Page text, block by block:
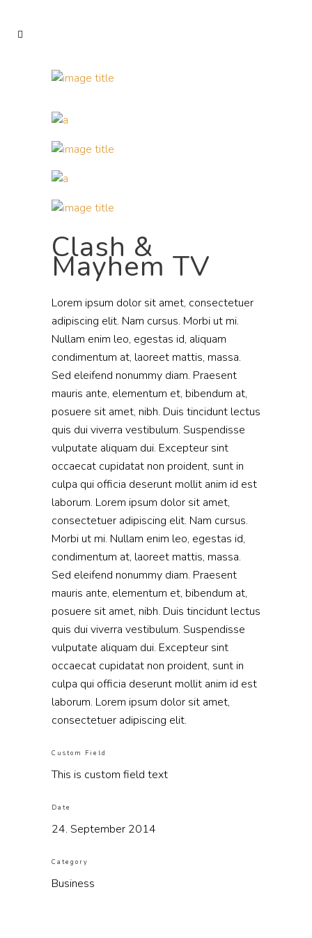
Clash &
Mayhem TV
Lorem ipsum dolor sit amet, consectetuer
adipiscing elit. Nam cursus. Morbi ut mi.
Nullam enim leo, egestas id, aliquam
condimentum at, laoreet mattis, massa.
Sed eleifend nonummy diam. Praesent
mauris ante, elementum et, bibendum at,
posuere sit amet, nibh. Duis tincidunt lectus
quis dui viverra vestibulum. Suspendisse
vulputate aliquam dui. Excepteur sint
occaecat cupidatat non proident, sunt in
culpa qui officia deserunt mollit anim id est
laborum. Lorem ipsum dolor sit amet,
consectetuer adipiscing elit. Nam cursus.
Morbi ut mi. Nullam enim leo, egestas id,
condimentum at, laoreet mattis, massa.
Sed eleifend nonummy diam. Praesent
mauris ante, elementum et, bibendum at,
posuere sit amet, nibh. Duis tincidunt lectus
quis dui viverra vestibulum. Suspendisse
vulputate aliquam dui. Excepteur sint
occaecat cupidatat non proident, sunt in
culpa qui officia deserunt mollit anim id est
laborum. Lorem ipsum dolor sit amet,
consectetuer adipiscing elit.
Custom Field
This is custom field text
Date
24. September 2014
Category
Business